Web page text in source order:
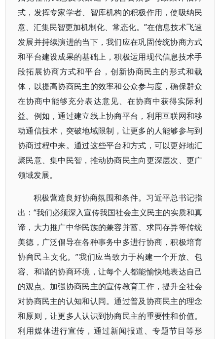
式，发挥专家学者、智库机构的积极作用，使吸纳民
意、汇集民智更加机制化、常态化。”在信息技术飞速
发展并持续演进的当下，我们应在巩固传统协商方式
和平台建设成果的基础上，积极运用现代信息技术手
段拓展协商方式和平台，创新协商民主的形式和载
体，以提高协商民主的效率和公众参与度，确保群众
在协商中能够充分表达意见、在协商中获得实际利
益。例如，通过建立线上协商平台，利用互联网和移
动通信技术，突破地域限制，让更多的人能够参与到
协商过程中来。通过这些平台和方式，可以更好地汇
聚民意、集中民智，推动协商民主向更深层次、更广
领域发展。
积极营造良好协商氛围和条件。习近平总书记指
出：“我们必须深入宣传我国社会主义民主的实质和真
谛，大力推广中华民族的兼容并蓄、求同存异等传统
美德，广泛倡导在各种事务中多进行协商，积极培育
协商民主文化。”我们应当致力于构建一个开放、包
容、和谐的协商环境，让每个人都能愉快地表达自己
的观点。加强协商民主的宣传教育工作，提升全社会
对协商民主的认知和认同。通过普及协商民主的理念
和原则，让更多人认识到协商民主的重要性和价值。
利用媒体进行宣传，通过新闻报道、专题节目等形